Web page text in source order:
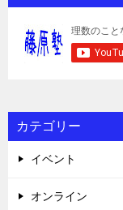
カテゴリー
イベント
オンライン